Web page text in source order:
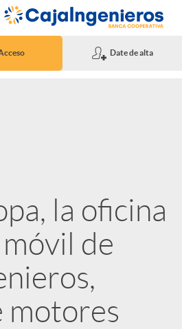
Date de alta
la oficina
de
motores